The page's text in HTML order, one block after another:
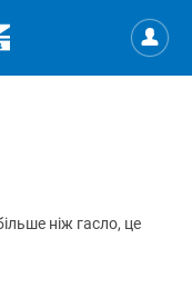
ніж гасло, це